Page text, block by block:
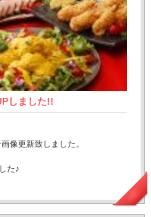
しました!!
像更新致しました。
た♪